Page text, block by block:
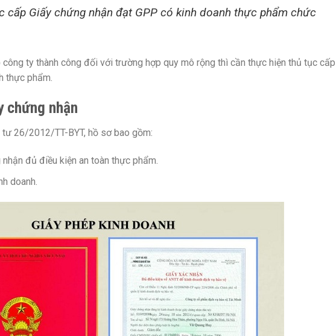
cấp Giấy chứng nhận đạt GPP có kinh doanh thực phẩm chức
ty thành công đối với trường hợp quy mô rộng thì cần thực hiện thủ tục cấp
thực phẩm.
chứng nhận
26/2012/TT-BYT, hồ sơ bao gồm:
đủ điều kiện an toàn thực phẩm.
doanh.